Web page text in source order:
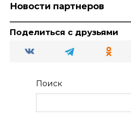
Новости партнеров
Поделиться с друзьями
Поиск